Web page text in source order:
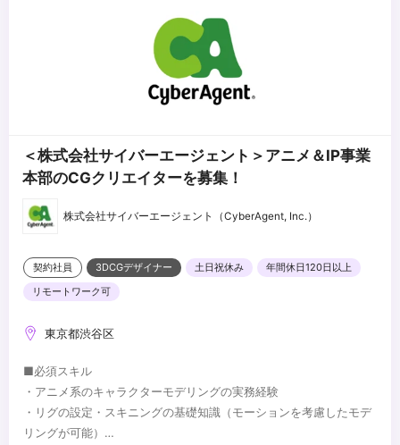
＜株式会社サイバーエージェント＞アニメ＆IP事業
本部のCGクリエイターを募集！
株式会社サイバーエージェント（CyberAgent, Inc.）
契約社員 3DCGデザイナー 土日祝休み
年間休日120日以上
リモートワーク可
東京都渋谷区
■必須スキル
・アニメ系のキャラクターモデリングの実務経験
・リグの設定・スキニングの基礎知識（モーションを考慮したモデ
リングが可能）